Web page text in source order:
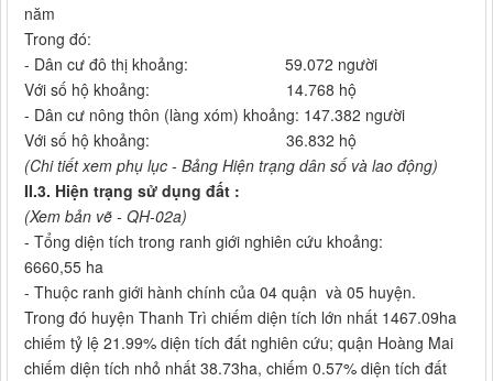
năm
Trong đó:
- Dân cư đô thị khoảng: 59.072 người
Với số hộ khoảng: 14.768 hộ
- Dân cư nông thôn (làng xóm) khoảng: 147.382 người
Với số hộ khoảng: 36.832 hộ
(Chi tiết xem phụ lục - Bảng Hiện trạng dân số và lao động)
II.3. Hiện trạng sử dụng đất :
(Xem bản vẽ - QH-02a)
- Tổng diện tích trong ranh giới nghiên cứu khoảng:
6660,55 ha
- Thuộc ranh giới hành chính của 04 quận và 05 huyện.
Trong đó huyện Thanh Trì chiếm diện tích lớn nhất 1467.09ha
chiếm tỷ lệ 21.99% diện tích đất nghiên cứu; quận Hoàng Mai
chiếm diện tích nhỏ nhất 38.73ha, chiếm 0.57% diện tích đất